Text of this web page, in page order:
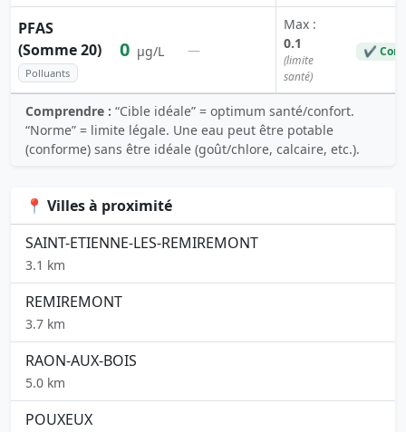
PFAS
(Somme 20)
Polluants
0 µg/L —
Max :
0.1
(limite
santé)
✔
Comprendre : “Cible idéale” = optimum santé/confort.
“Norme” = limite légale. Une eau peut être potable
(conforme) sans être idéale (goût/chlore, calcaire, etc.).
📍 Villes à proximité
SAINT-ETIENNE-LES-REMIREMONT
3.1 km
REMIREMONT
3.7 km
RAON-AUX-BOIS
5.0 km
POUXEUX